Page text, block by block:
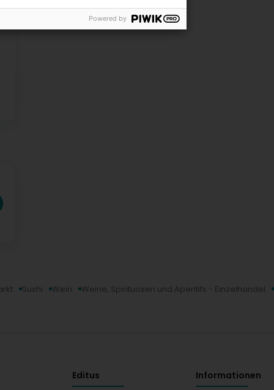
Sushi Wein Weine, Spirituosen und Aperitifs - Einzelhandel
Editus Informationen
Powered by